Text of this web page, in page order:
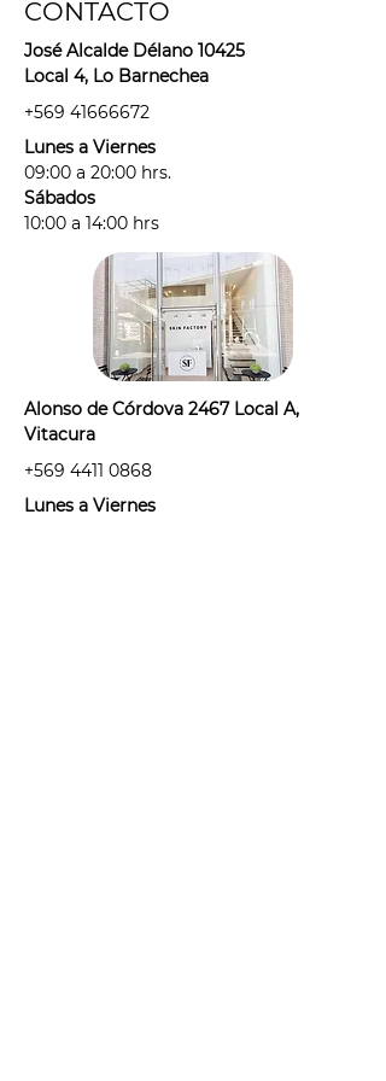
CONTACTO
José Alcalde Délano 10425
Local 4, Lo Barnechea
+569 41666672
Lunes a Viernes
09:00 a 20:00 hrs.
Sábados
10:00 a 14:00 hrs
Alonso de Córdova 2467 Local A,
Vitacura
+569 4411 0868
Lunes a Viernes